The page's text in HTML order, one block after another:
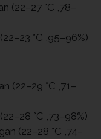
(22–27 °C ,78–
°C ,95–96%)
(22–29 °C ,71–
°C ,73–98%)
(22–28 °C ,74–